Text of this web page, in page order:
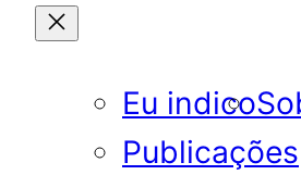
Eu indico
Publicações